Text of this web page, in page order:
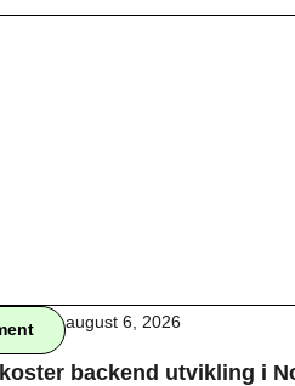
august 6, 2026
backend utvikling i